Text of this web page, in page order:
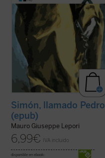
ficha)
Simón, llamado Pedro
(epub)
Mauro Giuseppe Lepori
6,99€ IVA incluido
disponible en ebook: